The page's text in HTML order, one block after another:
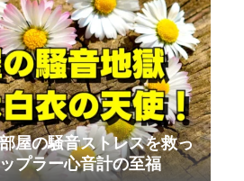
屋の騒音ストレスを救っ
プラー心音計の至福